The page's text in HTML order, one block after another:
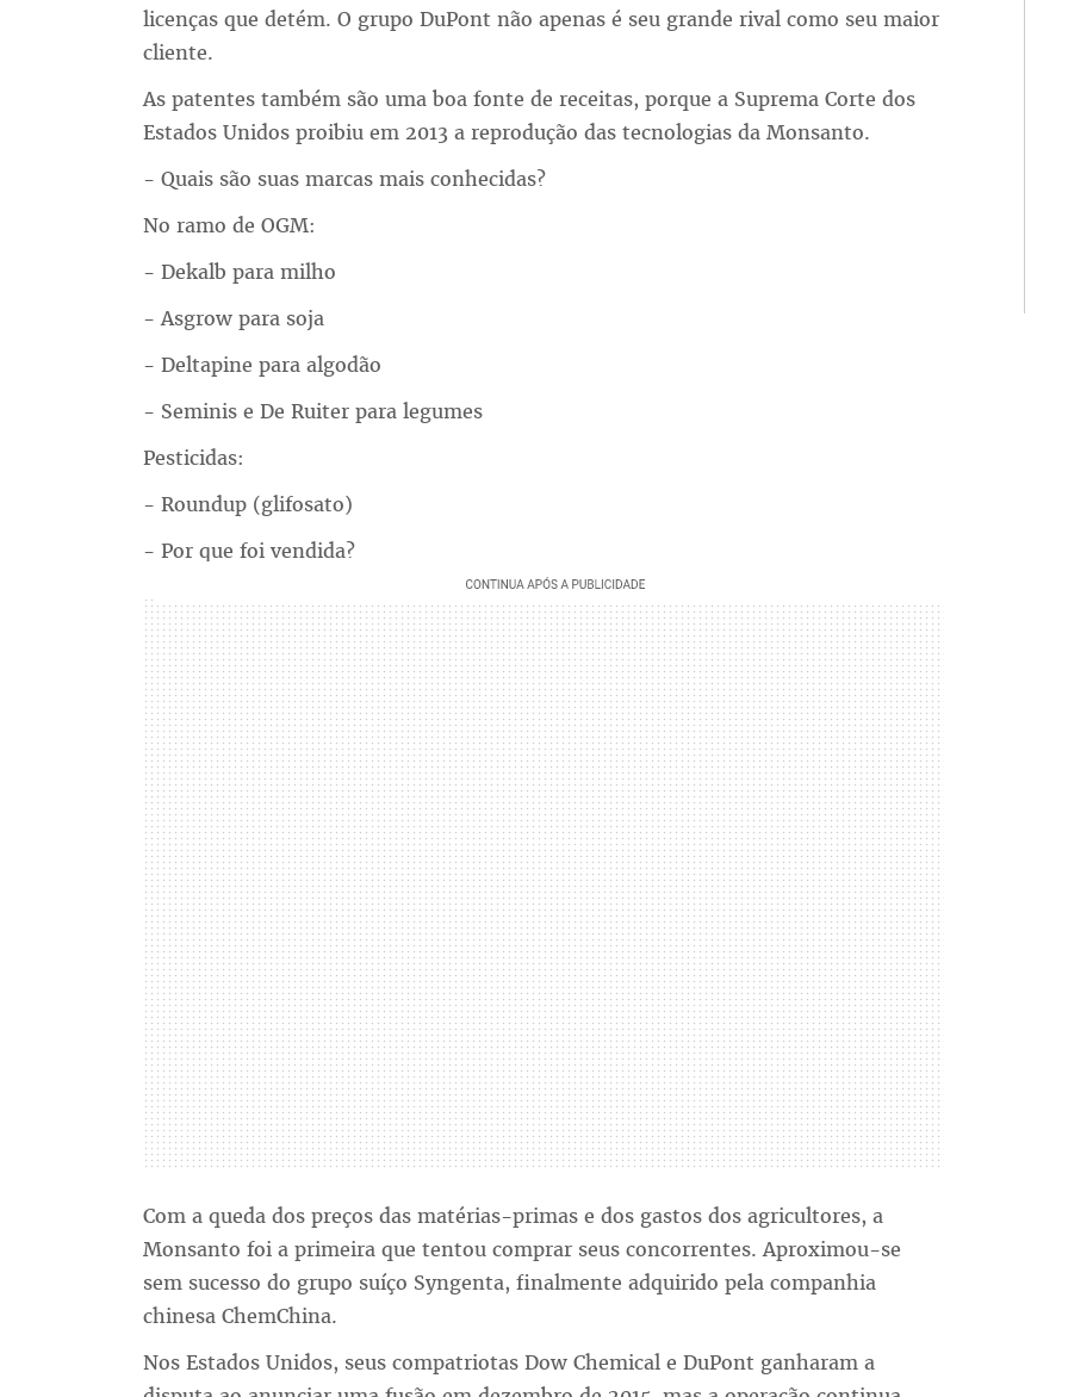
licenças que detém. O grupo DuPont não apenas é seu grande rival como seu maior
cliente.
As patentes também são uma boa fonte de receitas, porque a Suprema Corte dos
Estados Unidos proibiu em 2013 a reprodução das tecnologias da Monsanto.
- Quais são suas marcas mais conhecidas?
No ramo de OGM:
- Dekalb para milho
- Asgrow para soja
- Deltapine para algodão
- Seminis e De Ruiter para legumes
Pesticidas:
- Roundup (glifosato)
- Por que foi vendida?
Com a queda dos preços das matérias-primas e dos gastos dos agricultores, a
Monsanto foi a primeira que tentou comprar seus concorrentes. Aproximou-se
sem sucesso do grupo suíço Syngenta, finalmente adquirido pela companhia
chinesa ChemChina.
Nos Estados Unidos, seus compatriotas Dow Chemical e DuPont ganharam a